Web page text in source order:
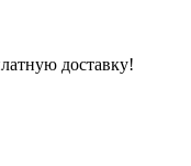
доставку!